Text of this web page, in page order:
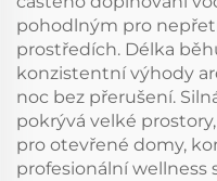
pohodlným pro
prostředích. Délka
konzistentní výhody
noc bez přerušení.
pokrývá velké
pro otevřené domy,
profesionální wellness